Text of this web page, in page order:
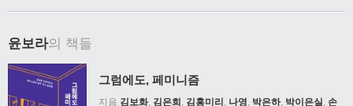
윤보라의 책들
그럼에도, 페미니즘
지음 김보화, 김은희 , 김홍미리 , 나영, 박은하, 박이은실, 손